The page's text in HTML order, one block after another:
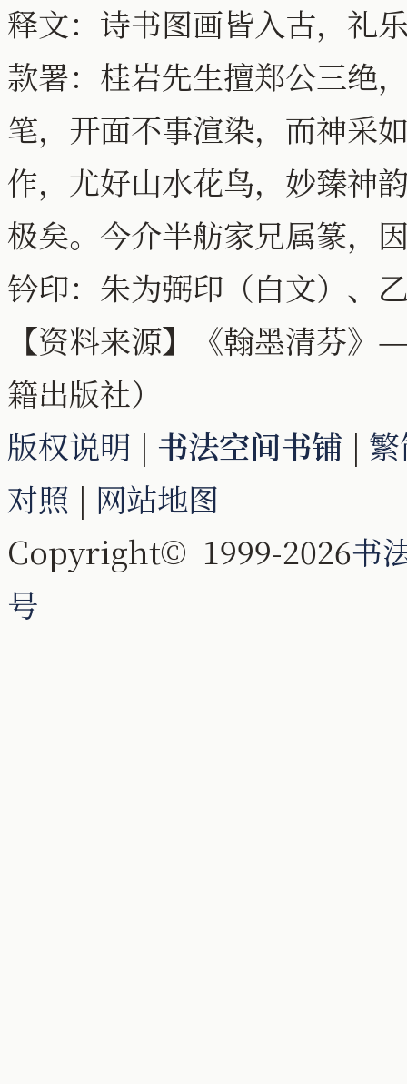
释文：诗书图画皆入古，礼
款署：桂岩先生擅郑公三绝
笔，开面不事渲染，而神采
作，尤好山水花鸟，妙臻神
极矣。今介半舫家兄属篆，
钤印：朱为弼印（白文）、
【资料来源】《翰墨清芬
籍出版社）
版权说明 | 书法空间书铺 |
对照 | 网站地图
Copyright© 1999-2026书
号